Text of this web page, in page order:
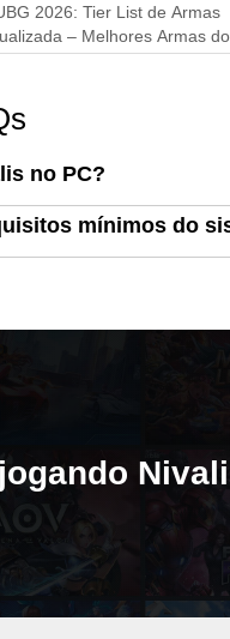
2026: Tier List de Armas
– Melhores Armas do
D (Guia Completo)
no PC?
mínimos do